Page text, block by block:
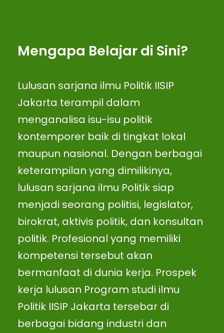
Mengapa Belajar di Sini?
Lulusan sarjana ilmu Politik IISIP
Jakarta terampil dalam
menganalisa isu-isu politik
kontemporer baik di tingkat lokal
maupun nasional. Dengan berbagai
keterampilan yang dimilikinya,
lulusan sarjana ilmu Politik siap
menjadi seorang politisi, legislator,
birokrat, aktivis politik, dan konsultan
politik. Profesional yang memiliki
kompetensi tersebut akan
bermanfaat di dunia kerja. Prospek
kerja lulusan Program studi ilmu
Politik IISIP Jakarta tersebar di
berbagai bidang industri dan